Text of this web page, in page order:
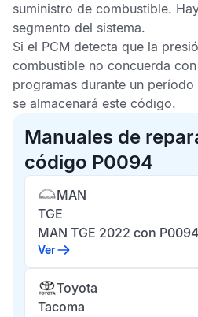
suministro de combustible.
segmento del sistema.
Si el PCM detecta que la
combustible no concuerda
programas durante un
se almacenará este código.
Manuales de
código P0094
MAN
TGE
MAN TGE 2022 con P0094
Ver
Toyota
Tacoma